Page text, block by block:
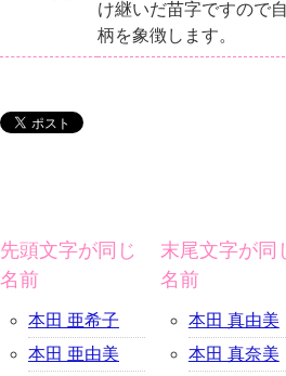
け継いだ苗字ですので
柄を象徴します。
先頭文字が同じ
名前
本田 亜希子
本田 亜由美
末尾文字が同
名前
本田 真由美
本田 真奈美